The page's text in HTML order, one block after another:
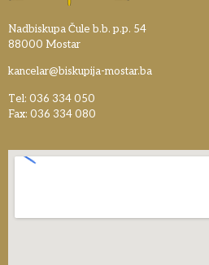
Nadbiskupa Čule b.b. p.p. 54
88000 Mostar
kancelar@biskupija-mostar.ba
Tel: 036 334 050
Fax: 036 334 080